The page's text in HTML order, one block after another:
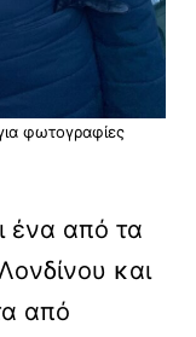
φωτογραφίες
ένα από τα
και
από